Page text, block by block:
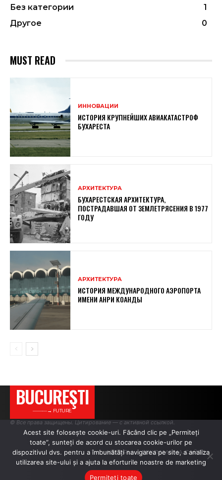
Без категории
1
Другое
0
MUST READ
ИННОВАЦИИ
ИСТОРИЯ КРУПНЕЙШИХ АВИАКАТАСТРОФ
БУХАРЕСТА
АРХИТЕКТУРА
БУХАРЕСТСКАЯ АРХИТЕКТУРА,
ПОСТРАДАВШАЯ ОТ ЗЕМЛЕТРЯСЕНИЯ В 1977
ГОДУ
АРХИТЕКТУРА
ИСТОРИЯ МЕЖДУНАРОДНОГО АЭРОПОРТА
ИМЕНИ АНРИ КОАНДЫ
BUCUREŞTI
———→ FUTURE
© Все права защищены. Цитирование — с активной ссылкой.
АВТОРЫ РЕКЛАМА НА САЙТЕ
Acest site folosește cookie-uri. Făcând clic pe „Permiteți
toate”, sunteți de acord cu stocarea cookie-urilor pe
dispozitivul dvs. pentru a îmbunătăți navigarea pe site, a analiza
utilizarea site-ului și a ajuta la eforturile noastre de marketing
Permiteți toate